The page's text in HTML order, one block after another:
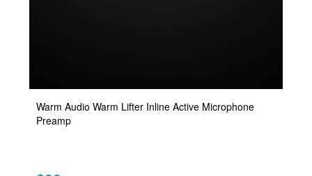
Warm Audio Warm Lifter Inline Active Microphone
Preamp